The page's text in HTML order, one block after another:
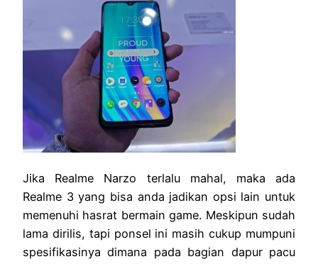
Jika Realme Narzo terlalu mahal, maka ada
Realme 3 yang bisa anda jadikan opsi lain untuk
memenuhi hasrat bermain game. Meskipun sudah
lama dirilis, tapi ponsel ini masih cukup mumpuni
spesifikasinya dimana pada bagian dapur pacu